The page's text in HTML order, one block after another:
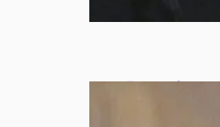
Entreprise